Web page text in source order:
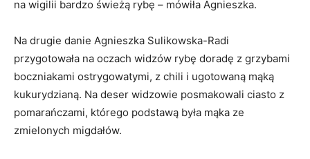
na wigilii bardzo świeżą rybę – mówiła Agnieszka.
Na drugie danie Agnieszka Sulikowska-Radi
przygotowała na oczach widzów rybę doradę z grzybami
boczniakami ostrygowatymi, z chili i ugotowaną mąką
kukurydzianą. Na deser widzowie posmakowali ciasto z
pomarańczami, którego podstawą była mąka ze
zmielonych migdałów.